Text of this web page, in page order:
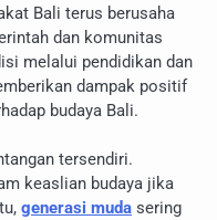
Bali terus berusaha
dan komunitas
melalui pendidikan dan
dampak positif
budaya Bali.
tersendiri.
keaslian budaya jika
generasi muda sering